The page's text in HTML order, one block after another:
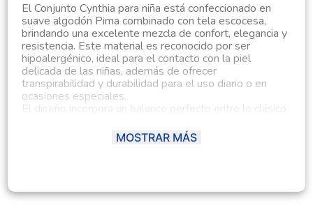
El Conjunto Cynthia para niña está confeccionado en
suave algodón Pima combinado con tela escocesa,
brindando una excelente mezcla de confort, elegancia y
resistencia. Este material es reconocido por ser
hipoalergénico, ideal para el contacto con la piel
delicada de las niñas, además de ofrecer
transpirabilidad y durabilidad para el uso diario o en
ocasiones especiales.
El diseño incorpora un balance perfecto entre lo clásico
aire sofisticado y lleno de estilo.
Disponible en una paleta de colores vibrantes como
gustos y situaciones. Ya sea para eventos familiares,
MOSTRAR MÁS